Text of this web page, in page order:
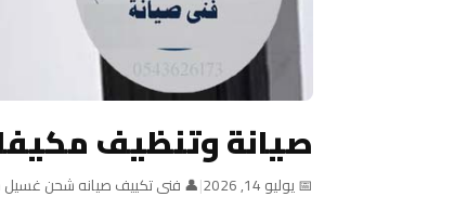
صيانة وتنظيف
📅 يوليو 14, 2026 |👤 فنى تكييف صيانه شحن